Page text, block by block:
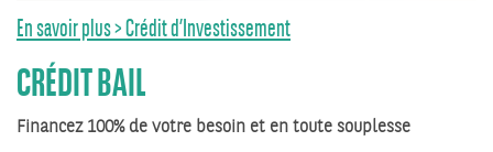
En savoir plus > Crédit d’Investissement
CRÉDIT BAIL
Financez 100% de votre besoin et en toute souplesse